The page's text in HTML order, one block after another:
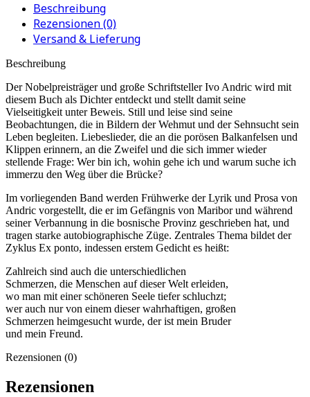
Beschreibung
Rezensionen (0)
Versand & Lieferung
Beschreibung
Der Nobelpreisträger und große Schriftsteller Ivo Andric wird mit
diesem Buch als Dichter entdeckt und stellt damit seine
Vielseitigkeit unter Beweis. Still und leise sind seine
Beobachtungen, die in Bildern der Wehmut und der Sehnsucht sein
Leben begleiten. Liebeslieder, die an die porösen Balkanfelsen und
Klippen erinnern, an die Zweifel und die sich immer wieder
stellende Frage: Wer bin ich, wohin gehe ich und warum suche ich
immerzu den Weg über die Brücke?
Im vorliegenden Band werden Frühwerke der Lyrik und Prosa von
Andric vorgestellt, die er im Gefängnis von Maribor und während
seiner Verbannung in die bosnische Provinz geschrieben hat, und
tragen starke autobiographische Züge. Zentrales Thema bildet der
Zyklus Ex ponto, indessen erstem Gedicht es heißt:
Zahlreich sind auch die unterschiedlichen
Schmerzen, die Menschen auf dieser Welt erleiden,
wo man mit einer schöneren Seele tiefer schluchzt;
wer auch nur von einem dieser wahrhaftigen, großen
Schmerzen heimgesucht wurde, der ist mein Bruder
und mein Freund.
Rezensionen (0)
Rezensionen